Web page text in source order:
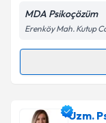
Kişisel
Metni'ni
MDA Psikoçözüm
Erenköy Mah. Kutup
Randevu
Uzm. Psk.
Uzm.